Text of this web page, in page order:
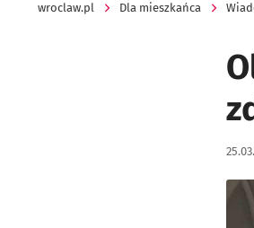
wroclaw.pl Dla mieszkańca
Data